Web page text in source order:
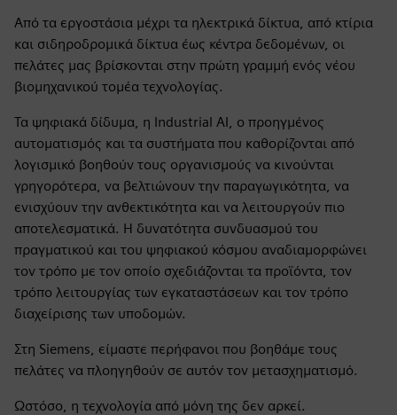
Από τα εργοστάσια μέχρι τα ηλεκτρικά δίκτυα, από κτίρια
και σιδηροδρομικά δίκτυα έως κέντρα δεδομένων, οι
πελάτες μας βρίσκονται στην πρώτη γραμμή ενός νέου
βιομηχανικού τομέα τεχνολογίας.
Τα ψηφιακά δίδυμα, η Industrial AI, ο προηγμένος
αυτοματισμός και τα συστήματα που καθορίζονται από
λογισμικό βοηθούν τους οργανισμούς να κινούνται
γρηγορότερα, να βελτιώνουν την παραγωγικότητα, να
ενισχύουν την ανθεκτικότητα και να λειτουργούν πιο
αποτελεσματικά. Η δυνατότητα συνδυασμού του
πραγματικού και του ψηφιακού κόσμου αναδιαμορφώνει
τον τρόπο με τον οποίο σχεδιάζονται τα προϊόντα, τον
τρόπο λειτουργίας των εγκαταστάσεων και τον τρόπο
διαχείρισης των υποδομών.
Στη Siemens, είμαστε περήφανοι που βοηθάμε τους
πελάτες να πλοηγηθούν σε αυτόν τον μετασχηματισμό.
Ωστόσο, η τεχνολογία από μόνη της δεν αρκεί.